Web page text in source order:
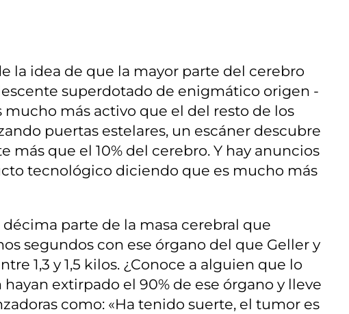
la idea de que la mayor parte del cerebro
superdotado de enigmático origen -
más activo que el del resto de los
puertas estelares, un escáner descubre
que el 10% del cerebro. Y hay anuncios
tecnológico diciendo que es mucho más
parte de la masa cerebral que
segundos con ese órgano del que Geller y
1,3 y 1,5 kilos. ¿Conoce a alguien que lo
extirpado el 90% de ese órgano y lleve
como: «Ha tenido suerte, el tumor es